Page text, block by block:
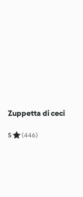
Zuppetta di ceci
5 (446)